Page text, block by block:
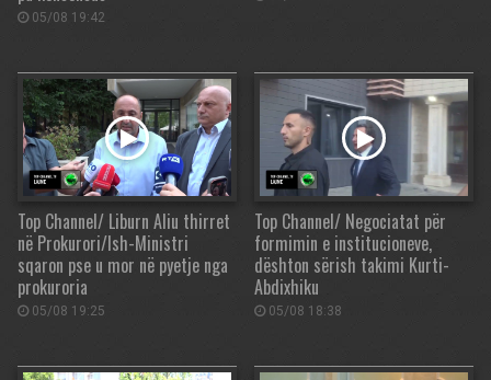
05/08 19:42
Top Channel/ Liburn Aliu thirret
në Prokurori/Ish-Ministri
sqaron pse u mor në pyetje nga
prokuroria
05/08 19:25
Top Channel/ Negociatat për
formimin e institucioneve,
dështon sërish takimi Kurti-
Abdixhiku
05/08 18:38